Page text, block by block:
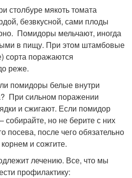
столбуре мякоть томата
безвкусной, сами плоды
Помидоры мельчают, иногда
в пищу. При этом штамбовые
сорта поражаются
реже.
помидоры белые внутри
При сильном поражении
и сжигают. Если помидор
но не берите с них
посева, после чего обязательно
и сожгите.
лечению. Все, что мы
профилактику: